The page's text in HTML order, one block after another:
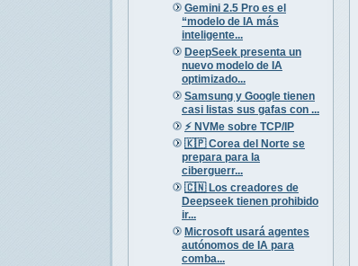
Gemini 2.5 Pro es el
“modelo de IA más
inteligente...
DeepSeek presenta un
nuevo modelo de IA
optimizado...
Samsung y Google tienen
casi listas sus gafas con ...
⚡️ NVMe sobre TCP/IP
🇰🇵 Corea del Norte se
prepara para la
ciberguerr...
🇨🇳 Los creadores de
Deepseek tienen prohibido
ir...
Microsoft usará agentes
autónomos de IA para
comba...